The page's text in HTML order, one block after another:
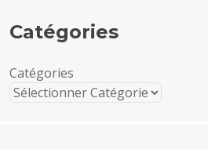
Catégories
Catégories